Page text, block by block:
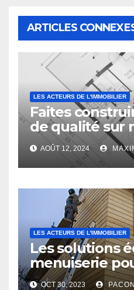
ARTICLES
LES ACTEURS DE L'IMMOBILIER
Faites
de qualité sur
vous
AOÛT 12, 2024
LES ACTEURS DE L'IMMOBILIER
Les solutions
menuiserie
professionnels
OCT 30, 2023